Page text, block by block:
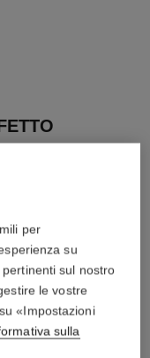
per
su
sul nostro
le vostre
«Impostazioni
sulla